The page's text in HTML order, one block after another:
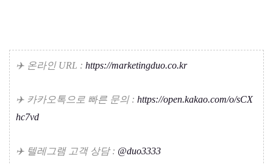
✈️ 온라인 URL : https://marketingduo.co.kr
✈️ 카카오톡으로 빠른 문의 : https://open.kakao.com/o/sCX
hc7vd
✈️ 텔레그램 고객 상담 : @duo3333